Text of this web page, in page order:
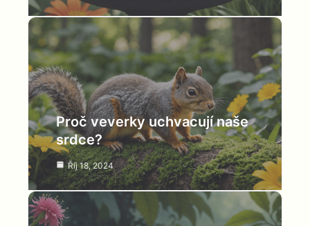
Proč veverky uchvacují naše
srdce?
Říj 18, 2024